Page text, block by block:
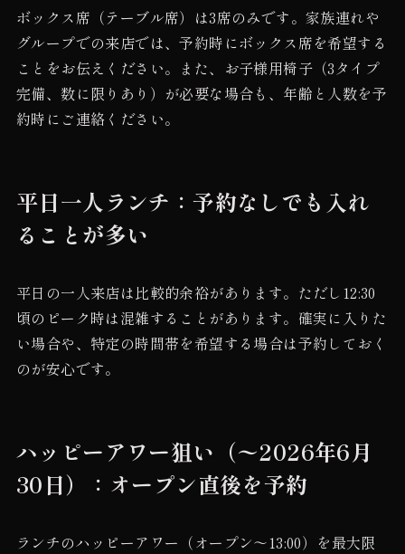
ボックス席（テーブル席）は3席のみです。家族連れや
グループでの来店では、予約時にボックス席を希望する
ことをお伝えください。また、お子様用椅子（3タイプ
完備、数に限りあり）が必要な場合も、年齢と人数を予
約時にご連絡ください。
平日一人ランチ：予約なしでも入れ
ることが多い
平日の一人来店は比較的余裕があります。ただし12:30
頃のピーク時は混雑することがあります。確実に入りた
い場合や、特定の時間帯を希望する場合は予約しておく
のが安心です。
ハッピーアワー狙い（〜2026年6月
30日）：オープン直後を予約
ランチのハッピーアワー（オープン〜13:00）を最大限